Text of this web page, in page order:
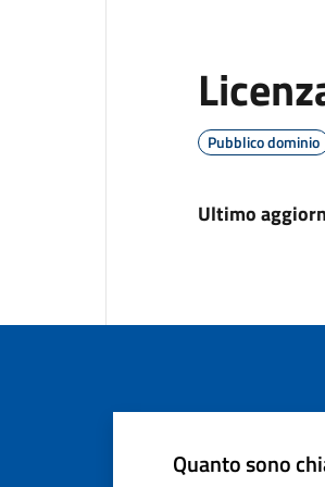
Pubblico dominio
Ultimo
Quanto sono